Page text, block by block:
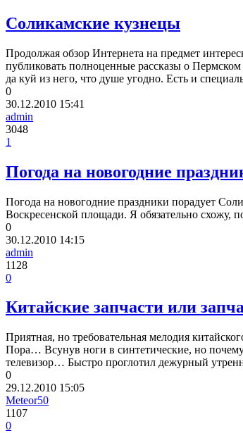
Соликамские кузнецы
Продолжая обзор Интернета на предмет
публиковать полноценные рассказы о Пермском
да куй из него, что душе угодно. Есть и
0
30.12.2010 15:41
admin
3048
1
Погода на новогодние
Погода на новогодние праздники порадует
Воскресенской площади. Я обязательно
0
30.12.2010 14:15
admin
1128
0
Китайские запчасти или
Приятная, но требовательная мелодия
Пора… Всунув ноги в синтетические, но
телевизор… Быстро проглотил дежурный
0
29.12.2010 15:05
Meteor50
1107
0